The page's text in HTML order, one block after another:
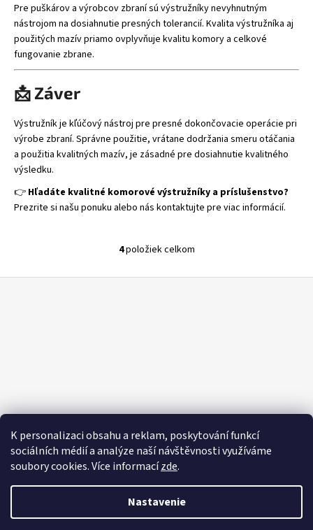
K personalizaci obsahu a reklam, poskytování funkcí
sociálních médií a analýze naší návštěvnosti využíváme
soubory cookies. Více informacízde.
Nastavenie
Pre puškárov a výrobcov zbraní sú výstružníky nevyhnutným
nástrojom na dosiahnutie presných tolerancií. Kvalita výstružníka aj
použitých mazív priamo ovplyvňuje kvalitu komory a celkové
fungovanie zbrane.
📩 Záver
Výstružník je kľúčový nástroj pre presné dokončovacie operácie pri
výrobe zbraní. Správne použitie, vrátane dodržania smeru otáčania
a použitia kvalitných mazív, je zásadné pre dosiahnutie kvalitného
výsledku.
👉 Hľadáte kvalitné komorové výstružníky a príslušenstvo?
Prezrite si našu ponuku alebo nás kontaktujte pre viac informácií.
O
r
k
y
v
ý
p
i
4položiek celkom